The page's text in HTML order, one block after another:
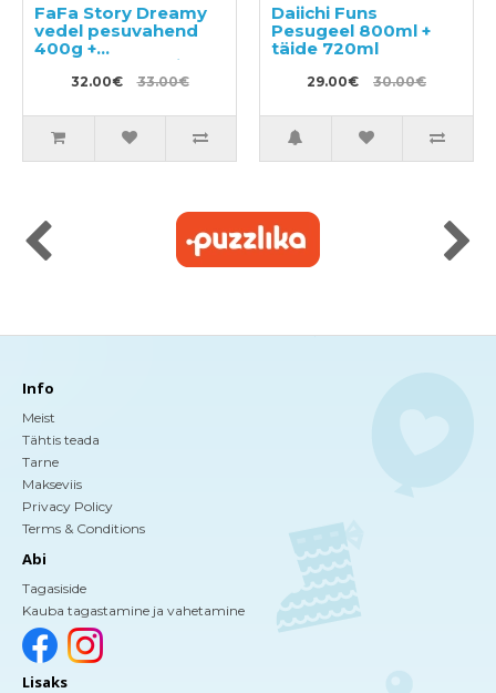
FaFa Story Dreamy
vedel pesuvahend
400g +
pesupehmendaja
450g32.00€ 33.00€
Daiichi Funs
Pesugeel 800ml +
täide 720ml
29.00€ 30.00€
Info
Meist
Tähtis teada
Tarne
Makseviis
Privacy Policy
Terms & Conditions
Abi
Tagasiside
Kauba tagastamine ja vahetamine
Lisaks